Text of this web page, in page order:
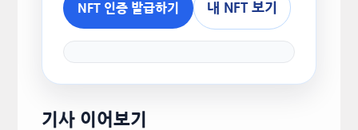
NFT 인증 발급하기 내 NFT 보기
기사 이어보기